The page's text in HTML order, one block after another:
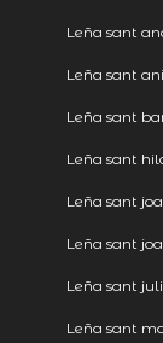
Leña sant
Leña sant
Leña sant
Leña sant
Leña sant
Leña sant
Leña sant
Leña sant